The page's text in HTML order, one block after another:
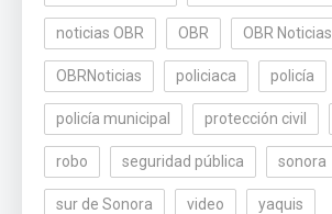
noticias OBR OBR OBR Noticias
OBRNoticias policiaca policía
policía municipal protección civil
robo seguridad pública sonora
sur de Sonora video yaquis